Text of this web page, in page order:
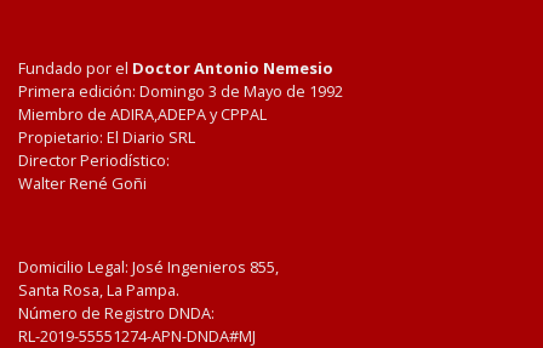
Fundado por el Doctor Antonio Nemesio
Primera edición: Domingo 3 de Mayo de 1992
Miembro de ADIRA,ADEPA y CPPAL
Propietario: El Diario SRL
Director Periodístico:
Walter René Goñi
Domicilio Legal: José Ingenieros 855,
Santa Rosa, La Pampa.
Número de Registro DNDA:
RL-2019-55551274-APN-DNDA#MJ